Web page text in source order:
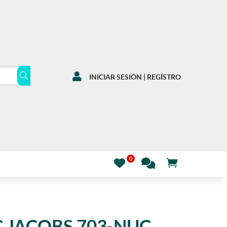
 INICIAR SESIÓN | REGÍSTRO